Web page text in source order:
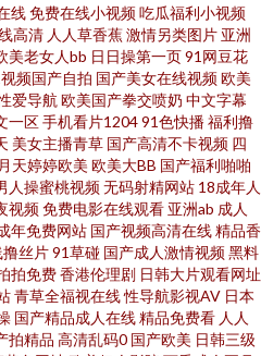
美大成色 性爱综合区 www51视频 精品
欢看 国产探花av 人人艹逼 综合另类合
利视频 国产TS在线免费 欧美色图东方
图片另类 超碰夜里草 欧洲成人ab 91美
第一页 激情五月天社区 深夜福利导航
擼映画 传媒在线看 欧美人妖网址 51黑
线免费在线小视频吃瓜福利小视频
高清 人人草香蕉激情另类图片 亚洲
美老女人bb 日日操第一页91网豆花
频国产自拍 国产美女在线视频欧美
爱导航 欧美国产拳交喷奶 中文字幕
一区手机看片120491色快播福利撸
美女主播青草 国产高清不卡视频 四
天婷婷欧美 欧美大BB 国产福利啪啪
人操蜜桃视频无码射精网站 18成年人
视频免费电影在线观看 亚洲ab 成人
年免费网站 国产视频高清在线精品香
丝片91草碰 国产成人激情视频黑料
拍免费香港伦理剧 日韩大片观看网址
青草全福视在线性导航影视AV 日本
国产精品成人在线精品免费看 人人
拍精品 高清乱码0 国产欧美 日韩三级